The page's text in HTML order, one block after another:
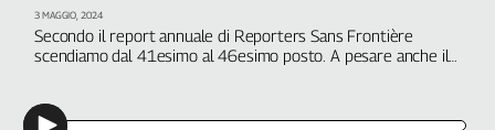
Secondo il report annuale di Reporters Sans Frontière
scendiamo dal 41esimo al 46esimo posto. A pesare anche il
3 MAGGIO, 2024